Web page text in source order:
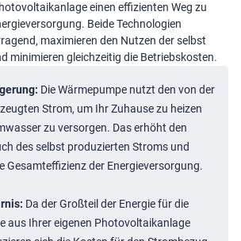
einen effizienten Weg zu
Beide Technologien
maximieren den Nutzen der selbst
minimieren gleichzeitig die Betriebskosten.
Die Wärmepumpe nutzt den von der
Strom, um Ihr Zuhause zu heizen
zu versorgen. Das erhöht den
des selbst produzierten Stroms und
Gesamteffizienz der Energieversorgung.
Da der Großteil der Energie für die
aus Ihrer eigenen Photovoltaikanlage